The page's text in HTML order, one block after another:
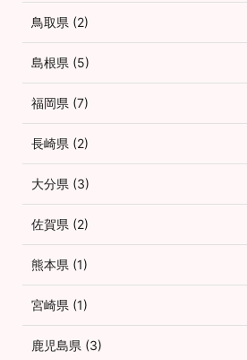
鳥取県 (2)
島根県 (5)
福岡県 (7)
長崎県 (2)
大分県 (3)
佐賀県 (2)
熊本県 (1)
宮崎県 (1)
鹿児島県 (3)